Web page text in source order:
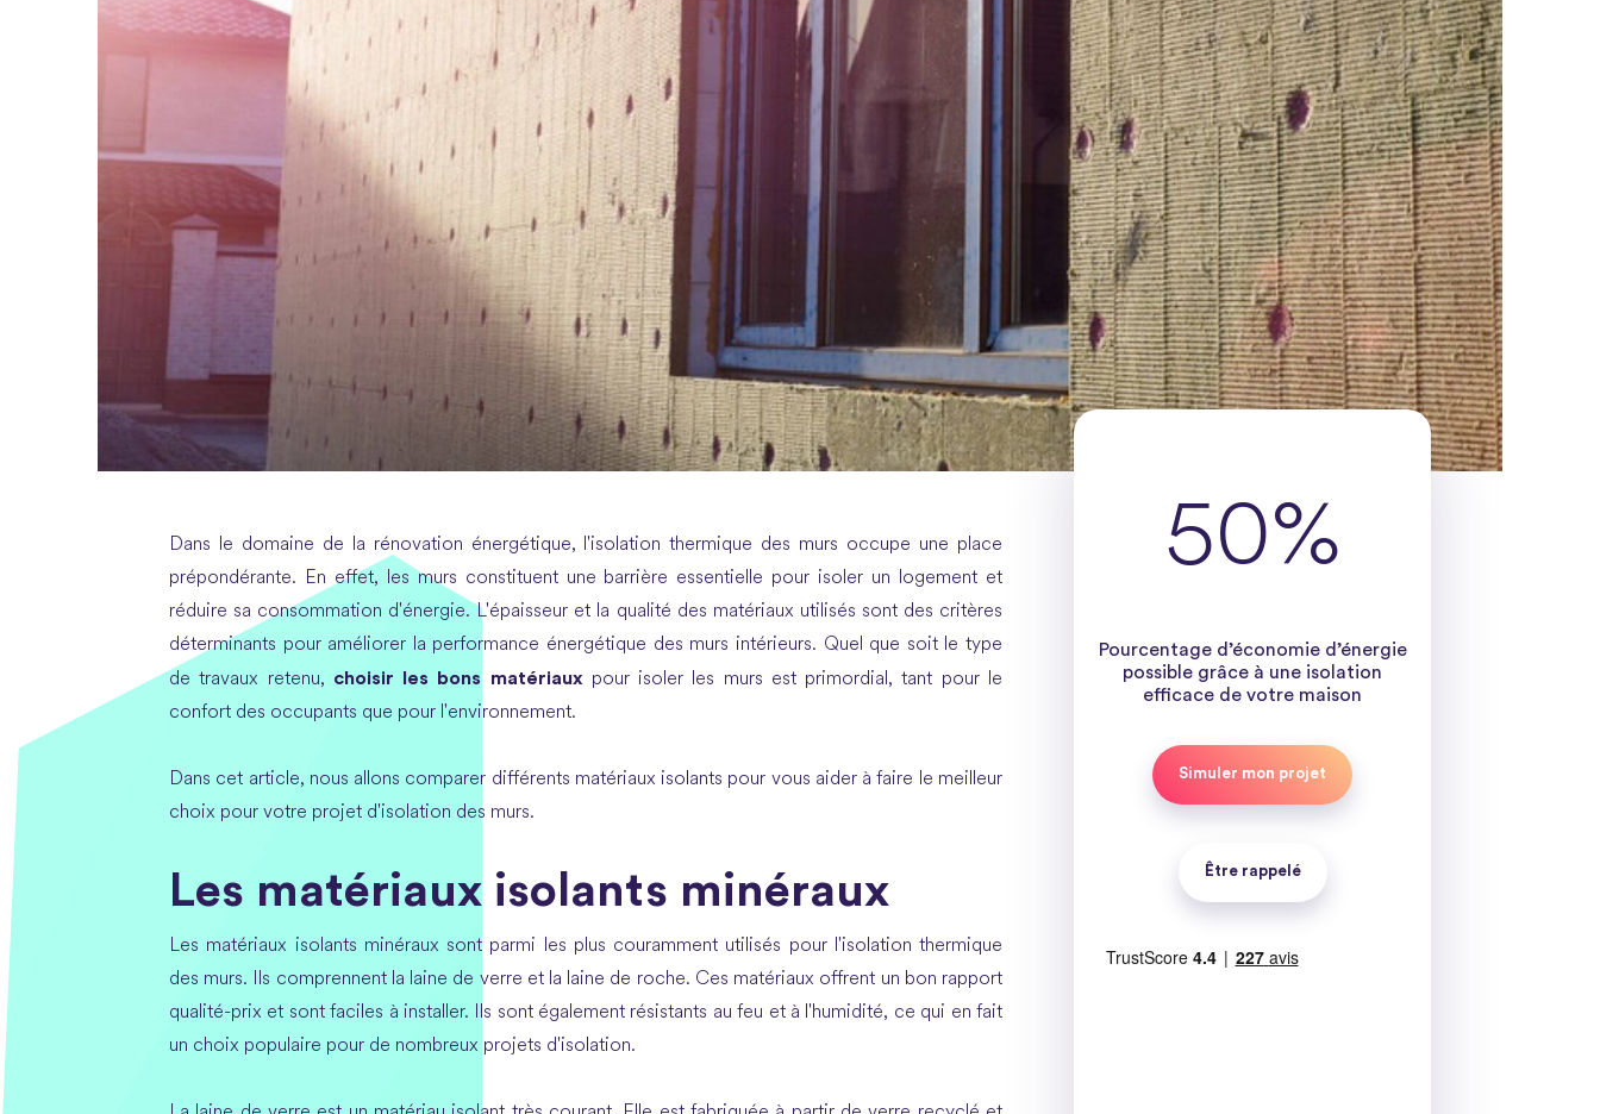
Dans le domaine de la rénovation énergétique, l'isolation thermique des murs occupe une place
prépondérante. En effet, les murs constituent une barrière essentielle pour isoler un logement et
réduire sa consommation d'énergie. L'épaisseur et la qualité des matériaux utilisés sont des critères
déterminants pour améliorer la performance énergétique des murs intérieurs. Quel que soit le type
de travaux retenu, choisir les bons matériaux pour isoler les murs est primordial, tant pour le
confort des occupants que pour l'environnement.
Dans cet article, nous allons comparer différents matériaux isolants pour vous aider à faire le meilleur
choix pour votre projet d'isolation des murs.
Les matériaux isolants minéraux
Les matériaux isolants minéraux sont parmi les plus couramment utilisés pour l'isolation thermique
des murs. Ils comprennent la laine de verre et la laine de roche. Ces matériaux offrent un bon rapport
qualité-prix et sont faciles à installer. Ils sont également résistants au feu et à l'humidité, ce qui en fait
un choix populaire pour de nombreux projets d'isolation.
50%
Pourcentage d’économie d’énergie
possible grâce à une isolation
efficace de votre maison
Simuler mon projet
Être rappelé